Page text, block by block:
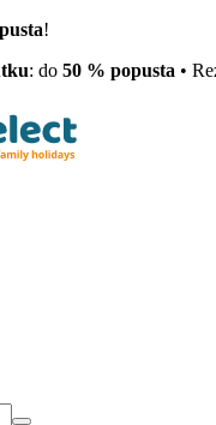
!
: do 50 % popusta •